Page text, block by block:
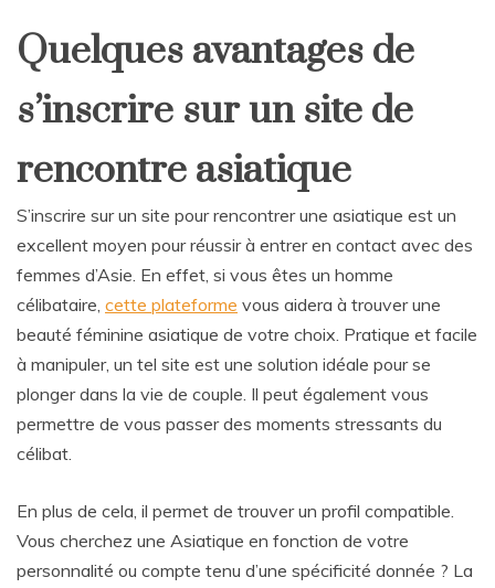
Quelques avantages de
s’inscrire sur un site de
rencontre asiatique
S’inscrire sur un site pour rencontrer une asiatique est un
excellent moyen pour réussir à entrer en contact avec des
femmes d’Asie. En effet, si vous êtes un homme
célibataire, cette plateforme vous aidera à trouver une
beauté féminine asiatique de votre choix. Pratique et facile
à manipuler, un tel site est une solution idéale pour se
plonger dans la vie de couple. Il peut également vous
permettre de vous passer des moments stressants du
célibat.
En plus de cela, il permet de trouver un profil compatible.
Vous cherchez une Asiatique en fonction de votre
personnalité ou compte tenu d’une spécificité donnée ? La